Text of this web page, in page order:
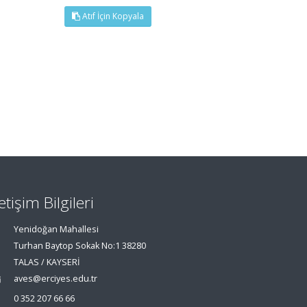
Atıf İçin Kopyala
Bilgileri
Yenidoğan Mahallesi
Turhan Baytop Sokak No:1 38280
TALAS / KAYSERİ
aves@erciyes.edu.tr
0 352 207 66 66